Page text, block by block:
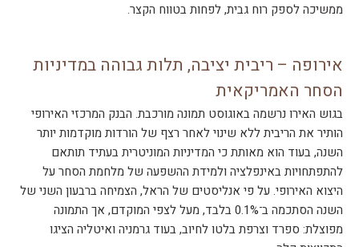
ממשיכה לספק רוח גבית, לפחות בטווח הקצר.
אירופה – ריבית יציבה, תלות גבוהה במדיניות
הסחר האמריקאית
בגוש האירו נרשמה באוגוסט תמונה מורכבת. הבנק המרכזי האירופי
הותיר את הריבית ללא שינוי לאחר רצף של הורדות מוקדמות יותר
השנה, בעוד הוא מאותת כי המדיניות המוניטרית בעתיד תותאם
להתפתחויות באינפלציה ולמידת ההשפעה של מלחמת הסחר על
היצוא האירופי. על פי אנליסטים של הראל, הצמיחה ברבעון השני של
השנה הסתכמה ב־0.1% בלבד, מעל לצפי המוקדם, אך התמונה
מפוצלת: ספרד וצרפת בלטו לחיוב, בעוד גרמניה ואיטליה הציגו